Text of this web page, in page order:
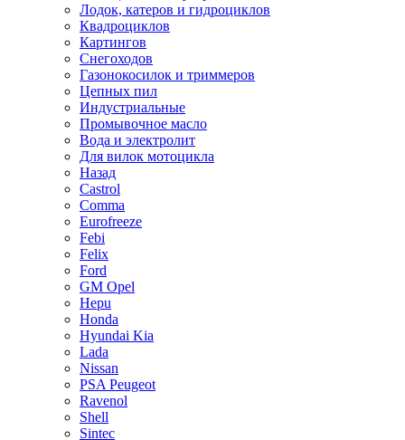
Лодок, катеров и гидроциклов
Квадроциклов
Картингов
Снегоходов
Газонокосилок и триммеров
Цепных пил
Индустриальные
Промывочное масло
Вода и электролит
Для вилок мотоцикла
Назад
Castrol
Comma
Eurofreeze
Febi
Felix
Ford
GM Opel
Hepu
Honda
Hyundai Kia
Lada
Nissan
PSA Peugeot
Ravenol
Shell
Sintec